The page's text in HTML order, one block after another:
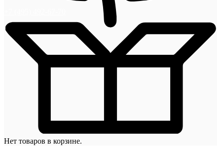
Нет товаров в корзине.